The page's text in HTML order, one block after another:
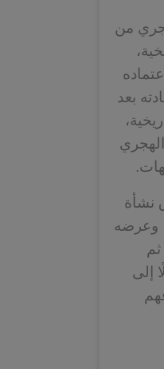
من
بعد
نشأة
وعرضه
إلى